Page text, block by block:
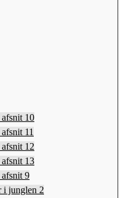
10
11
12
13
9
i junglen 2